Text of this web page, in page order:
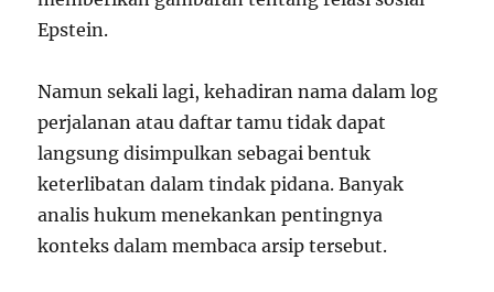
Epstein.
Namun sekali lagi, kehadiran nama dalam log
perjalanan atau daftar tamu tidak dapat
langsung disimpulkan sebagai bentuk
keterlibatan dalam tindak pidana. Banyak
analis hukum menekankan pentingnya
konteks dalam membaca arsip tersebut.